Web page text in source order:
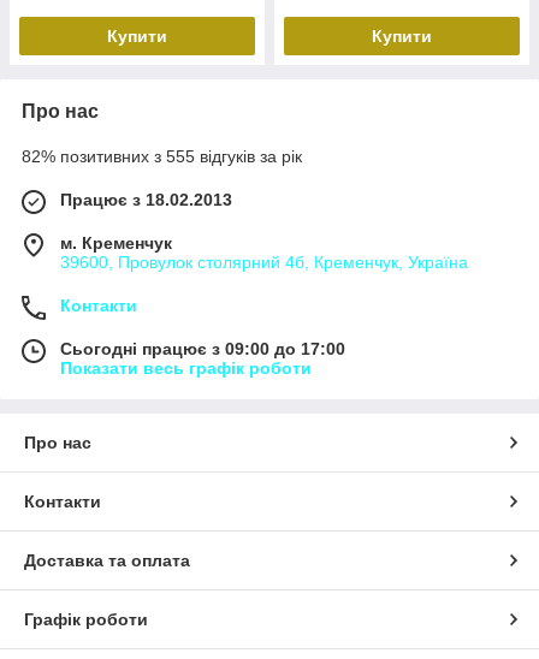
Купити Купити
Про нас
82% позитивних з 555 відгуків за рік
Працює з 18.02.2013
м. Кременчук
39600, Провулок столярний 4б, Кременчук, Україна
Контакти
Сьогодні працює з 09:00 до 17:00
Показати весь графік роботи
Про нас
Контакти
Доставка та оплата
Графік роботи